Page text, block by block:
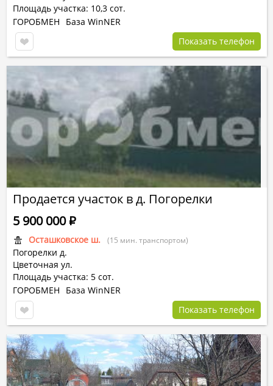
Площадь участка: 10,3 сот.
ГОРОБМЕН
База WinNER
Показать телефон
Продается участок в д. Погорелки
Осташковское ш. (15 мин. транспортом)
Погорелки д.
Цветочная ул.
Площадь участка: 5 сот.
5 900 000Р
ГОРОБМЕН
База WinNER
Показать телефон